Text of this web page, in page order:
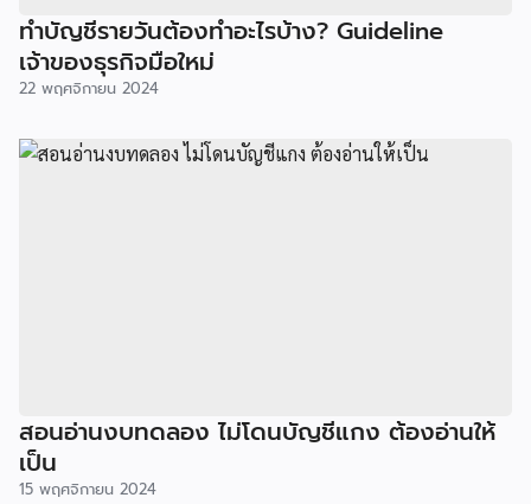
ทำบัญชีรายวันต้องทำอะไรบ้าง? Guideline
เจ้าของธุรกิจมือใหม่
22 พฤศจิกายน 2024
สอนอ่านงบทดลอง ไม่โดนบัญชีแกง ต้องอ่านให้
เป็น
15 พฤศจิกายน 2024